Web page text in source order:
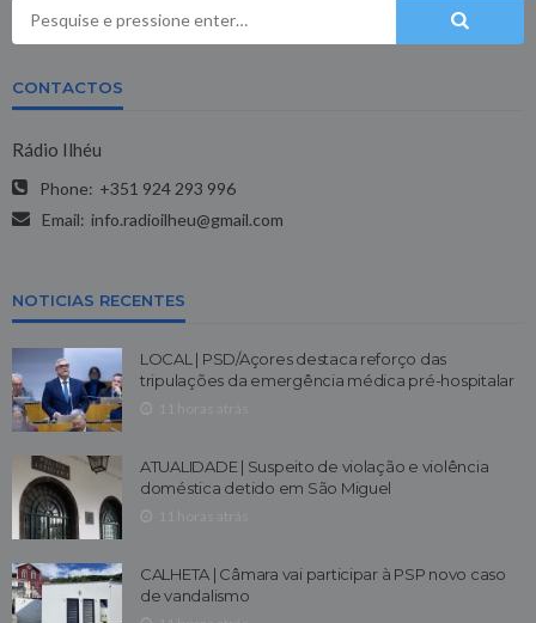
CONTACTOS
Rádio Ilhéu
Phone: +351 924 293 996
Email: info.radioilheu@gmail.com
NOTICIAS RECENTES
LOCAL | PSD/Açores destaca reforço das
tripulações da emergência médica pré-hospitalar
ATUALIDADE | Suspeito de violação e violência
doméstica detido em São Miguel
CALHETA | Câmara vai participar à PSP novo caso
de vandalismo